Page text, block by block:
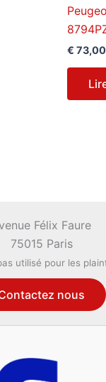
€ 73,00
Félix Faure
75015 Paris
utilisé pour les
nous